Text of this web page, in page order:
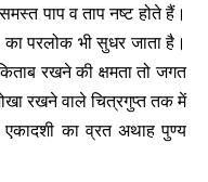
पाप व ताप नष्ट होते हैं।
परलोक भी सुधर जाता है।
रखने की क्षमता तो जगत
रखने वाले चित्रगुप्त तक में
का व्रत अथाह पुण्य